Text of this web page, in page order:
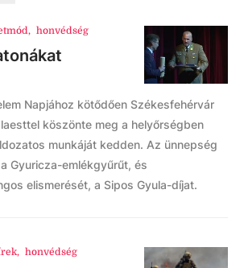
, honvédség
Napjához kötődően Székesfehérvár
köszönte meg a helyőrségben
munkáját kedden. Az ünnepség
Gyuricza-emlékgyűrűt, és
elismerését, a Sipos Gyula-díjat.
, honvédség